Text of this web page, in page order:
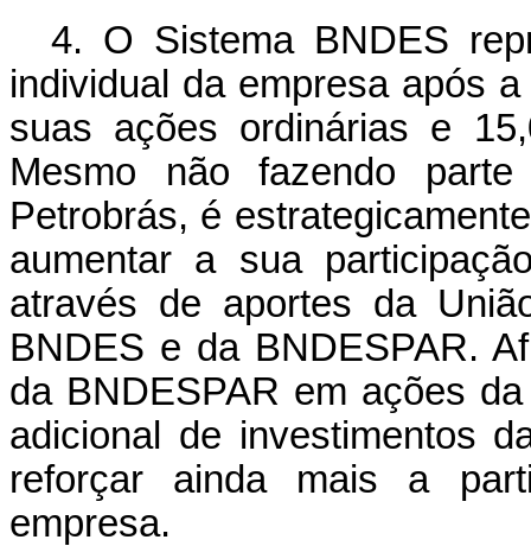
4. O Sistema BNDES
individual da empresa após
suas ações ordinárias e
Mesmo não fazendo
Petrobrás, é
aumentar a sua
através de aportes da
BNDES e da BNDESPAR.
da BNDESPAR em ações
adicional de investimentos
reforçar ainda mais a
empresa.